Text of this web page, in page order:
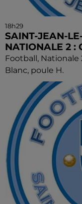
18h29
SAINT-JEAN-
NATIONALE 2 :
Football, Nationale
Blanc, poule H.